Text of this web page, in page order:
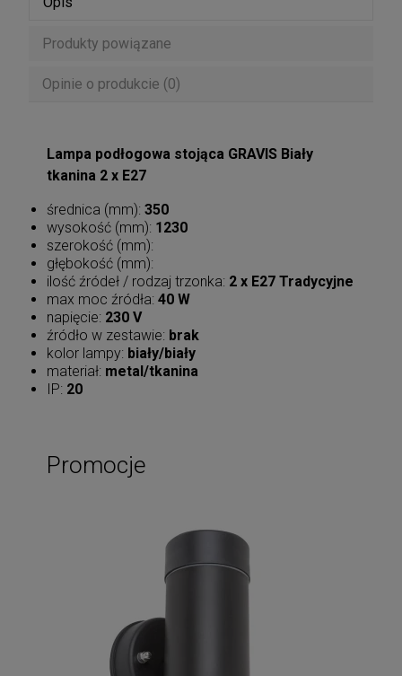
Produkty powiązane
Opinie o produkcie (0)
Lampa podłogowa stojąca GRAVIS Biały
tkanina 2 x E27
średnica (mm): 350
wysokość (mm): 1230
szerokość (mm):
głębokość (mm):
ilość źródeł / rodzaj trzonka: 2 x E27 Tradycyjne
max moc źródła: 40 W
napięcie: 230 V
źródło w zestawie: brak
kolor lampy: biały/biały
materiał: metal/tkanina
IP: 20
Promocje